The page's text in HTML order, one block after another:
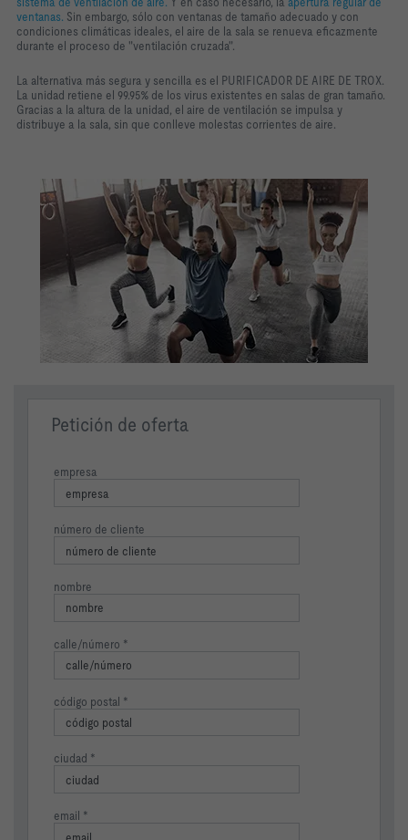
ventanas. Sin embargo, sólo con ventanas de tamaño adecuado y con
condiciones climáticas ideales, el aire de la sala se renueva eficazmente
durante el proceso de "ventilación cruzada".
La alternativa más segura y sencilla es el PURIFICADOR DE AIRE DE TROX.
La unidad retiene el 99.95% de los virus existentes en salas de gran tamaño.
Gracias a la altura de la unidad, el aire de ventilación se impulsa y
distribuye a la sala, sin que conlleve molestas corrientes de aire.
Petición de oferta
empresa
número de cliente
nombre
calle/número
código postal
ciudad
email